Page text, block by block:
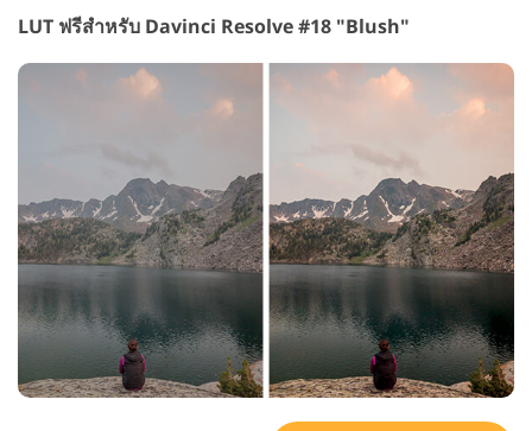
LUT ฟรีสำหรับ Davinci Resolve #18 "Blush"